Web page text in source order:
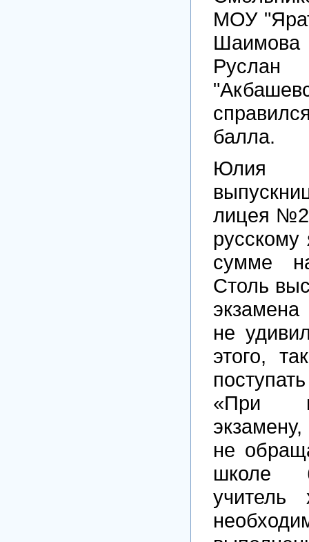
МОУ
Шаимова
балла.
Юлия
лицея
сумме
Столь
не
этого,
«При
не
школе
учитель